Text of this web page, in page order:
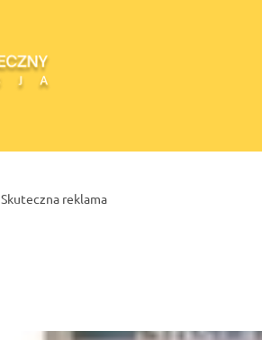
Skuteczna reklama